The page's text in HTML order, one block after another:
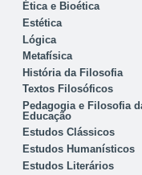
Ética e Bioética
Estética
Lógica
Metafísica
História da Filosofia
Textos Filosóficos
Pedagogia e Filosofia
Educação
Estudos Clássicos
Estudos Humanísticos
Estudos Literários